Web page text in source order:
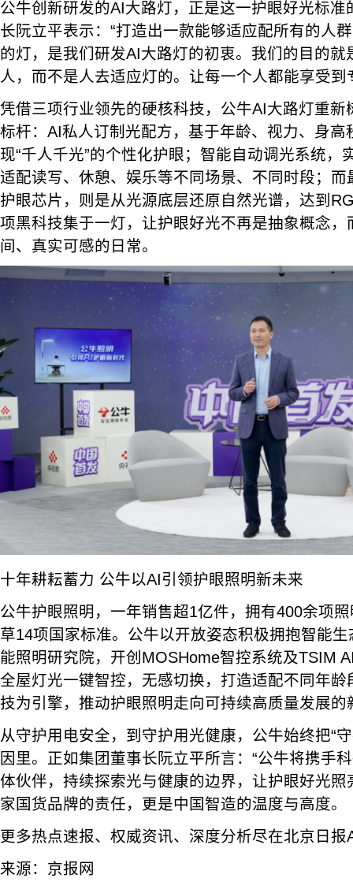
公牛创新研发的AI大路灯，正是这一护眼好光标准
长阮立平表示：“打造出一款能够适应配所有的人
的灯，是我们研发AI大路灯的初衷。我们的目的就
人，而不是人去适应灯的。让每一个人都能享受到
凭借三项行业领先的硬核科技，公牛AI大路灯重新
标杆：AI私人订制光配方，基于年龄、视力、身高
现“千人千光”的个性化护眼；智能自动调光系统，
适配读写、休憩、娱乐等不同场景、不同时段；
护眼芯片，则是从光源底层还原自然光谱，达到
项黑科技集于一灯，让护眼好光不再是抽象概念，
间、真实可感的日常。
十年耕耘蓄力 公牛以AI引领护眼照明新未来
公牛护眼照明，一年销售超1亿件，拥有400余项
草14项国家标准。公牛以开放姿态积极拥抱智能
能照明研究院，开创MOSHome智控系统及TSIM
全屋灯光一键智控，无感切换，打造适配不同年
技为引擎，推动护眼照明走向可持续高质量发展的
从守护用电安全，到守护用光健康，公牛始终把“
因里。正如集团董事长阮立平所言：“公牛将携手
体伙伴，持续探索光与健康的边界，让护眼好光照
家国货品牌的责任，更是中国智造的温度与高度。
更多热点速报、权威资讯、深度分析尽在北京日报
来源：京报网